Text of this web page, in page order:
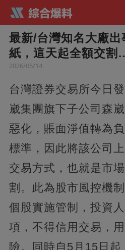
最新/台灣知名大廠
紙，這天起全額交割
2026/05/14
台灣證券交易所今日
崴集團旗下子公司森
惡化，賬面淨值轉為
標準，因此將該公司
交易方式，也就是市
割。此為股市風控機
個股實施管制，投資
項，不得信用交易，
險。同時自5月15日